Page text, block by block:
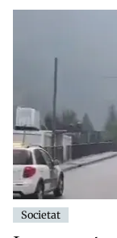
Societat